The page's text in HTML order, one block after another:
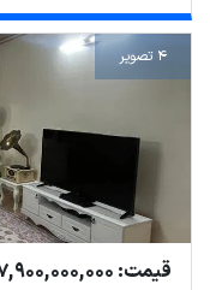
4 تصویر
قیمت: 7,900,000,000 تومان